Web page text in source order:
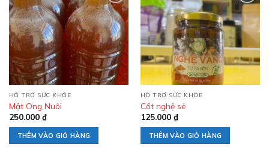
Add to
wishlist
HỖ TRỢ SỨC KHỎE
Mật Ong Nuôi
250.000 ₫
THÊM VÀO GIỎ HÀNG
Add to
wishlist
HỖ TRỢ SỨC KHỎE
Cốt nghệ sẻ
125.000 ₫
THÊM VÀO GIỎ HÀNG